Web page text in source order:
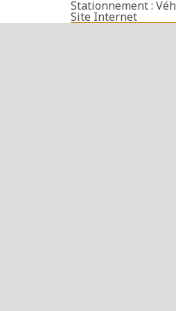
Stationnement :
Site Internet